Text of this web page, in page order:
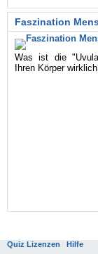
Faszination
Was ist die
Ihren Körper
Quiz Lizenzen Hilfe